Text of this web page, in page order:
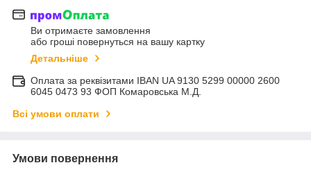
Ви отримаєте замовлення
або гроші повернуться на вашу картку
Детальніше
Оплата за реквізитами IBAN UA 9130 5299 00000 2600
6045 0473 93 ФОП Комаровська М.Д.
Всі умови оплати
Умови повернення